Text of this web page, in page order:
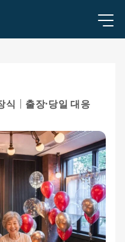
식｜출장·당일 대응